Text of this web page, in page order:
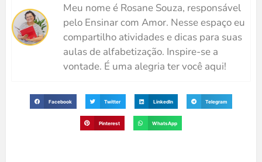
Meu nome é Rosane Souza, responsável
pelo Ensinar com Amor. Nesse espaço eu
compartilho atividades e dicas para suas
aulas de alfabetização. Inspire-se a
vontade. É uma alegria ter você aqui!
Facebook Twitter LinkedIn Telegram
Pinterest WhatsApp